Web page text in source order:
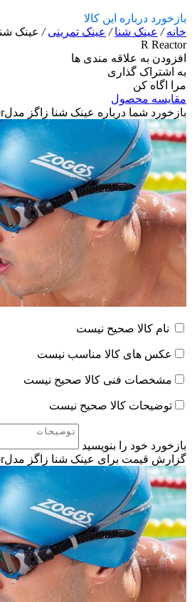
بازخورد درباره این کالا
خانه/ عینک شنا/ عینک تمرینی/
R Reactor
افزودن به علاقه مندی ها
به اشتراک گذاری
مرا اگاه کن
مقایسه محصول
بازخورد شما درباره عینک شنا زاگز مدلPredator Flex R Reactor
نام کالا صحیح نیست
عکس های کالا مناسب نیست
مشخصات فنی کالا صحیح نیست
توضیحات کالا صحیح نیست
بازخورد خود را بنویسید
گزارش قیمت برای عینک شنا زاگز مدلPredator Flex R Reactor